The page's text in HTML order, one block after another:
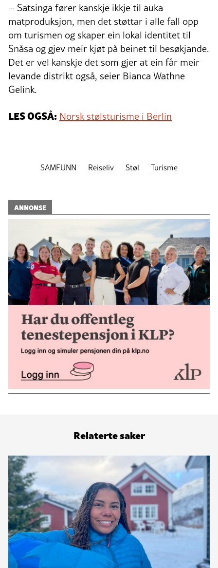
– Satsinga fører kanskje ikkje til auka
matproduksjon, men det støttar i alle fall opp
om turismen og skaper ein lokal identitet til
Snåsa og gjev meir kjøt på beinet til besøkjande.
Det er vel kanskje det som gjer at ein får meir
levande distrikt også, seier Bianca Wathne
Gelink.
LES OGSÅ: Norsk stølsturisme i Berlin
SAMFUNN Reiseliv Støl Turisme
ANNONSE
Relaterte saker